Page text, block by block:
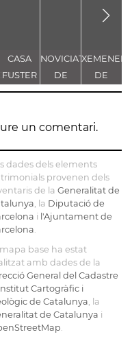
CASA
FUSTER
NOVICIAT
DE
NOSTRA
DE LA
XEMENEIA
DE
L'ANTIGA
C.E.L.O.
un comentari.
dades dels elements
provenen dels
de la Generalitat de
, la Diputació de
i l'Ajuntament de
base ha estat
amb dades de la
General del Cadastre
Cartogràfic i
de Catalunya , la
de Catalunya i